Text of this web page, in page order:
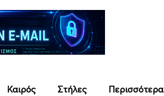
Καιρός Στήλες Περισσότερα